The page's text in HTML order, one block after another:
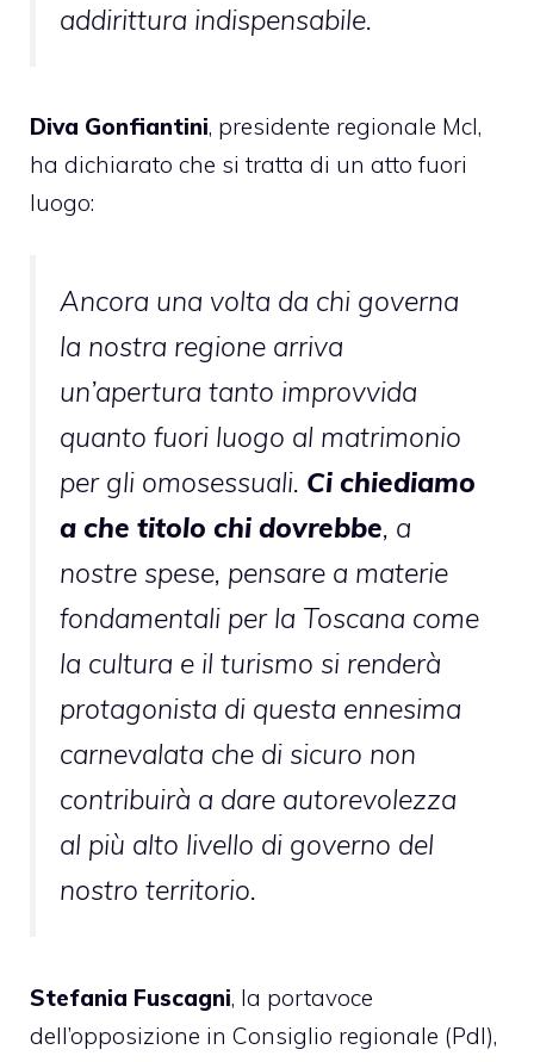
addirittura indispensabile.
Diva Gonfiantini, presidente regionale Mcl,
ha dichiarato che si tratta di un atto fuori
luogo:
Ancora una volta da chi governa
la nostra regione arriva
un’apertura tanto improvvida
quanto fuori luogo al matrimonio
per gli omosessuali. Ci chiediamo
a che titolo chi dovrebbe, a
nostre spese, pensare a materie
fondamentali per la Toscana come
la cultura e il turismo si renderà
protagonista di questa ennesima
carnevalata che di sicuro non
contribuirà a dare autorevolezza
al più alto livello di governo del
nostro territorio.
Stefania Fuscagni, la portavoce
dell’opposizione in Consiglio regionale (Pdl),